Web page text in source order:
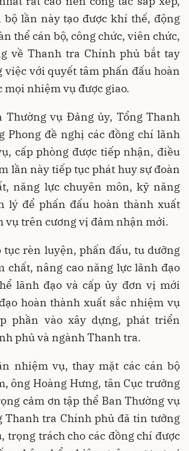
lần này tạo được khí thế, động
thể cán bộ, công chức, viên chức,
về Thanh tra Chính phủ bắt tay
việc với quyết tâm phấn đấu hoàn
mọi nhiệm vụ được giao.
Thường vụ Đảng ủy, Tổng Thanh
Phong đề nghị các đồng chí lãnh
cấp phòng được tiếp nhận, điều
lần này tiếp tục phát huy sự đoàn
năng lực chuyên môn, kỹ năng
lý để phấn đấu hoàn thành xuất
vụ trên cương vị đảm nhận mới.
rèn luyện, phấn đấu, tu dưỡng
chất, nâng cao năng lực lãnh đạo
lãnh đạo và cấp ủy đơn vị mới
hoàn thành xuất sắc nhiệm vụ
phần vào xây dựng, phát triển
phủ và ngành Thanh tra.
nhiệm vụ, thay mặt các cán bộ
ông Hoàng Hưng, tân Cục trưởng
cảm ơn tập thể Ban Thường vụ
Thanh tra Chính phủ đã tin tưởng
trọng trách cho các đồng chí được